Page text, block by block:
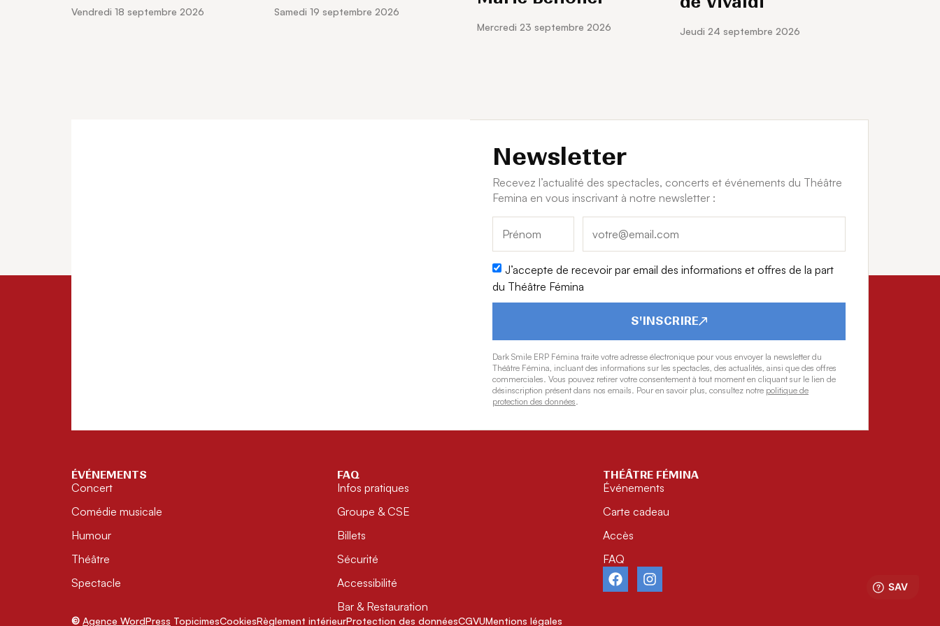
Shereshevskaya, elle développe une carrière riche entre récitals, musique de chambre et projets artistiques
variés, affirmant une personnalité musicale en pleine ascension.
vendredi 18 septembre 2026 samedi 19 septembre 2026
mercredi 23 septembre 2026 jeudi 24 septembre 2026
Newsletter
Recevez l’actualité des spectacles, concerts et événements du Théâtre
Femina en vous inscrivant à notre newsletter :
J’accepte de recevoir par email des informations et offres de la part
du Théâtre Fémina
S'INSCRIRE
Dark Smile ERP Fémina traite votre adresse électronique pour vous envoyer la newsletter du
Théâtre Fémina, incluant des informations sur les spectacles, des actualités, ainsi que des offres
commerciales. Vous pouvez retirer votre consentement à tout moment en cliquant sur le lien de
désinscription présent dans nos emails. Pour en savoir plus, consultez notre politique de
protection des données.
ÉVÉNEMENTS
Concert
Comédie musicale
Humour
Théâtre
Spectacle
FAQ
Infos pratiques
Groupe & CSE
Billets
Sécurité
Accessibilité
Bar & Restauration
THÉÂTRE FÉMINA
Événements
Carte cadeau
Accès
FAQ
© Agence WordPress TopicimesCookiesRèglement intérieurProtection des donnéesCGVUMentions légales